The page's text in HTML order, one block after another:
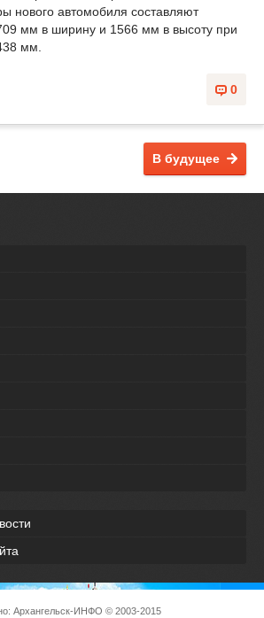
нового автомобиля составляют
мм в ширину и 1566 мм в высоту при
мм.
0
В будущее
Архангельск-ИНФО © 2003-2015